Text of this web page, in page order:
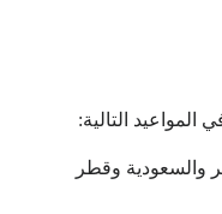
التالية:
مصر والسعودية وقطر